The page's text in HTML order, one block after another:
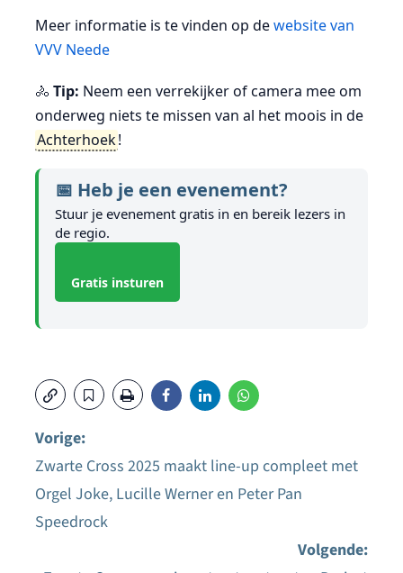
Meer informatie is te vinden op dewebsite van
VVV Neede
🚴 Tip: Neem een verrekijker of camera mee om
onderweg niets te missen van al het moois in de
Achterhoek!
📅 Heb je een evenement?
Stuur je evenement gratis in en bereik lezers in
de regio.
Gratis insturen
Bericht
navigatie
Vorige:
Zwarte Cross 2025 maakt line-up compleet met
Orgel Joke, Lucille Werner en Peter Pan
Speedrock
Volgende: